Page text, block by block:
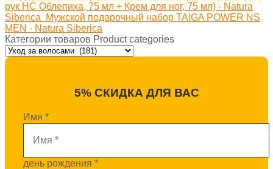
рук НС Облепиха, 75 мл + Крем для ног, 75 мл) - Natura
Siberica Мужской подарочный набор TAIGA POWER NS
MEN - Natura Siberica
Категории товаров Product categories
5% СКИДКА ДЛЯ ВАС
Имя *
день рождения *